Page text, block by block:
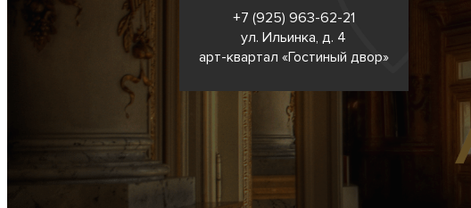
+7 (925) 963-62-21
ул. Ильинка, д. 4
арт-квартал «Гостиный двор»